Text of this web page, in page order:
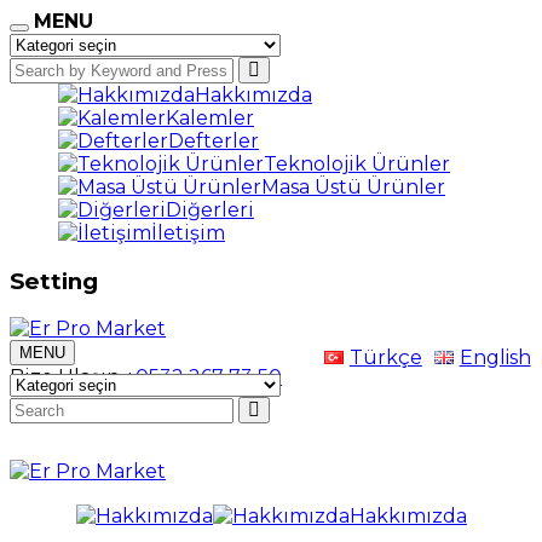
MENU
Hakkımızda
Kalemler
Defterler
Teknolojik Ürünler
Masa Üstü Ürünler
Diğerleri
İletişim
Setting
MENU
Bize Ulaşın+0532 267 73 50
Türkçe English
Hakkımızda